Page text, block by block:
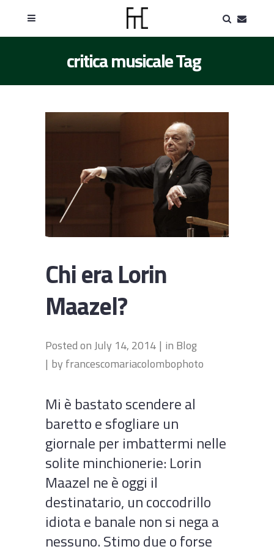
critica musicale Tag
Chi era Lorin
Maazel?
Posted onJuly 14, 2014 in Blog
by francescomariacolombophoto
Mi è bastato scendere al
baretto e sfogliare un
giornale per imbattermi nelle
solite minchionerie: Lorin
Maazel ne è oggi il
destinatario, un coccodrillo
idiota e banale non si nega a
nessuno. Stimo due o forse